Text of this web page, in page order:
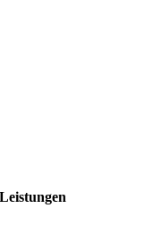
Leistungen